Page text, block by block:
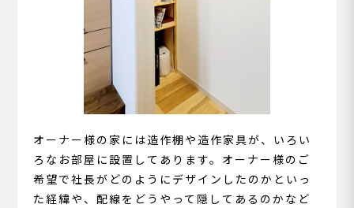
オーナー様の家には造作棚や造作家具が、いろい
ろなお部屋に設置してあります。オーナー様のご
希望で社長がどのようにデザインしたのかといっ
た経緯や、配線をどうやって隠してあるのかなど